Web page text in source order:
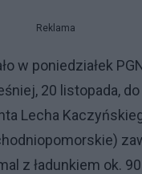
Reklama
w poniedziałek
20 listopada,
Lecha
z ładunkiem ok.